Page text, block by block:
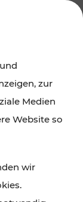
zur
Medien
Website so
wir